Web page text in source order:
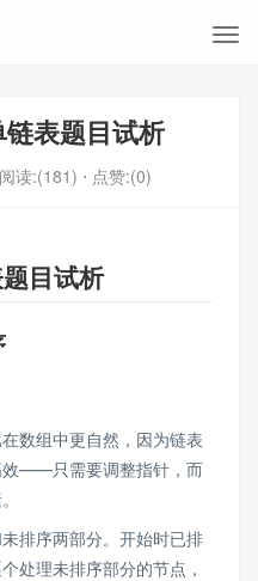
表题目试析
读:(181) ⋅ 点赞:(0)
目试析
数组中更自然，因为链表
效——只需要调整指针，而
排序两部分。开始时已排
处理未排序部分的节点，